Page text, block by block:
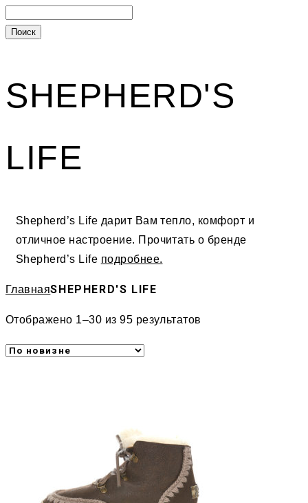
SHEPHERD'S
LIFE
Shepherd’s Life дарит Вам тепло, комфорт и
отличное настроение. Прочитать о бренде
Shepherd’s Life подробнее.
ГлавнаяSHEPHERD'S LIFE
Отображено 1–30 из 95 результатов